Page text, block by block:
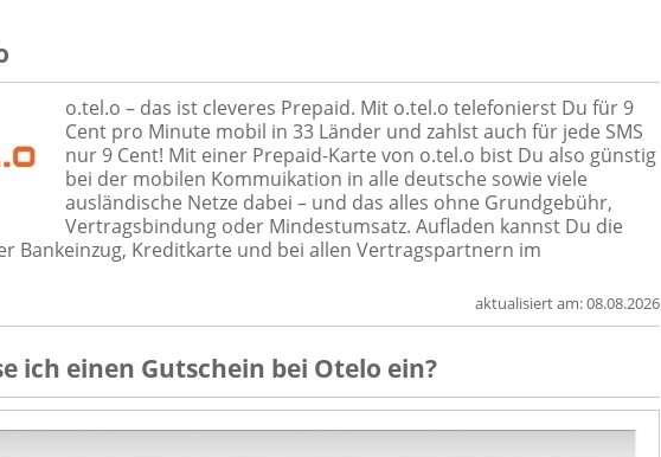
o.tel.o – das ist cleveres Prepaid. Mit o.tel.o telefonierst Du für 9
Cent pro Minute mobil in 33 Länder und zahlst auch für jede SMS
nur 9 Cent! Mit einer Prepaid-Karte von o.tel.o bist Du also günstig
bei der mobilen Kommuikation in alle deutsche sowie viele
ausländische Netze dabei – und das alles ohne Grundgebühr,
Vertragsbindung oder Mindestumsatz. Aufladen kannst Du die
Bankeinzug, Kreditkarte und bei allen Vertragspartnern im
aktualisiert am:08.08.2026
ich einen Gutschein bei Otelo ein?